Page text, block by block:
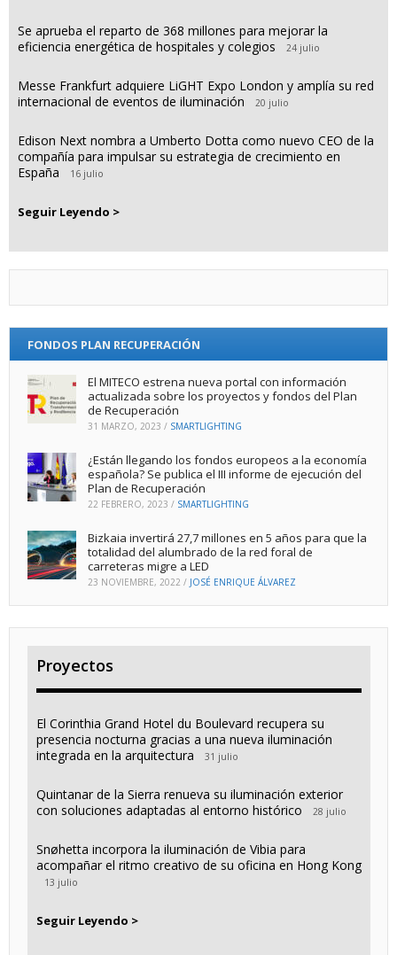
Se aprueba el reparto de 368 millones para mejorar la
eficiencia energética de hospitales y colegios
24 julio
Messe Frankfurt adquiere LiGHT Expo London y amplía su red
internacional de eventos de iluminación
20 julio
Edison Next nombra a Umberto Dotta como nuevo CEO de la
compañía para impulsar su estrategia de crecimiento en
España
16 julio
Seguir Leyendo >
FONDOS PLAN RECUPERACIÓN
El MITECO estrena nueva portal con información
actualizada sobre los proyectos y fondos del Plan
de Recuperación
31 MARZO, 2023 / SMARTLIGHTING
¿Están llegando los fondos europeos a la economía
española? Se publica el III informe de ejecución del
Plan de Recuperación
22 FEBRERO, 2023 / SMARTLIGHTING
Bizkaia invertirá 27,7 millones en 5 años para que la
totalidad del alumbrado de la red foral de
carreteras migre a LED
23 NOVIEMBRE, 2022 / JOSÉ ENRIQUE ÁLVAREZ
Proyectos
El Corinthia Grand Hotel du Boulevard recupera su
presencia nocturna gracias a una nueva iluminación
integrada en la arquitectura
31 julio
Quintanar de la Sierra renueva su iluminación exterior
con soluciones adaptadas al entorno histórico
28 julio
Snøhetta incorpora la iluminación de Vibia para
acompañar el ritmo creativo de su oficina en Hong Kong
13 julio
Seguir Leyendo >